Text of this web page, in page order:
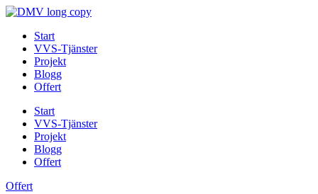
Skip
contentStart
VVS-Tjänster
Projekt
Blogg
Offert
Start
VVS-Tjänster
Projekt
Blogg
Offert
Offert